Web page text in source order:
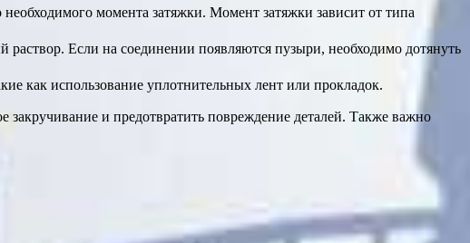
момента затяжки. Момент затяжки зависит от типа
раствор. Если на соединении появляются пузыри, необходимо дотянуть
как использование уплотнительных лент или прокладок.
закручивание и предотвратить повреждение деталей. Также важно